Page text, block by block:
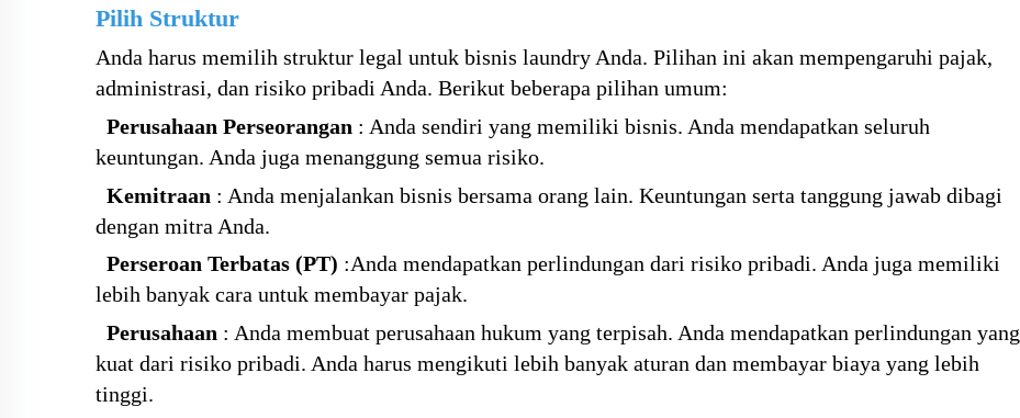
Pilih Struktur
Anda harus memilih struktur legal untuk bisnis laundry Anda. Pilihan ini akan mempengaruhi pajak,
administrasi, dan risiko pribadi Anda. Berikut beberapa pilihan umum:
Perusahaan Perseorangan : Anda sendiri yang memiliki bisnis. Anda mendapatkan seluruh
keuntungan. Anda juga menanggung semua risiko.
Kemitraan : Anda menjalankan bisnis bersama orang lain. Keuntungan serta tanggung jawab dibagi
dengan mitra Anda.
Perseroan Terbatas (PT) :Anda mendapatkan perlindungan dari risiko pribadi. Anda juga memiliki
lebih banyak cara untuk membayar pajak.
Perusahaan : Anda membuat perusahaan hukum yang terpisah. Anda mendapatkan perlindungan yang
kuat dari risiko pribadi. Anda harus mengikuti lebih banyak aturan dan membayar biaya yang lebih
tinggi.